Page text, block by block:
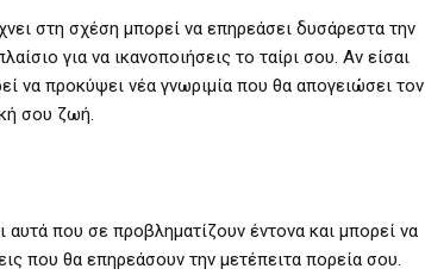
στη σχέση μπορεί να επηρεάσει δυσάρεστα την
για να ικανοποιήσεις το ταίρι σου. Αν είσαι
να προκύψει νέα γνωριμία που θα απογειώσει τον
σου ζωή.
που σε προβληματίζουν έντονα και μπορεί να
που θα επηρεάσουν την μετέπειτα πορεία σου.